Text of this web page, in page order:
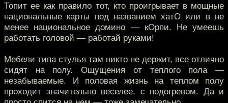
Топит ее как правило тот, кто проигрывает в мощные
национальные карты под названием хатО или в не
менее национальное домино — кОрпи. Не умеешь
работать головой — работай руками!
Мебели типа стулья там никто не держит, все отлично
сидят на полу. Ощущения от теплого пола —
незабываемые. И половая жизнь на теплом полу
проходит значительно веселее, с подогревом. Да и